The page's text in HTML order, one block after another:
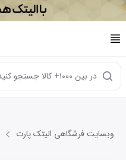
در بین ۱۰۰۰+ کالا جستجو کنید ...
وبسایت فرشگاهی الیتک پارت